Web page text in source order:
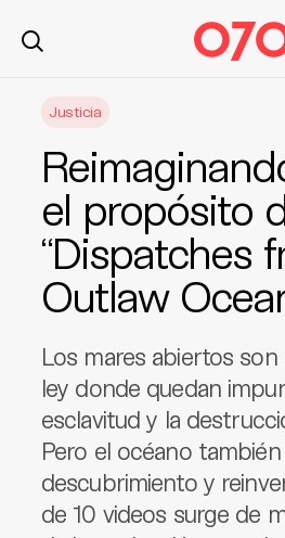
Justicia
el propósito
“Dispatches
Outlaw
Los mares abiertos
ley donde quedan
esclavitud y la
Pero el océano
descubrimiento y
de 10 videos surge de